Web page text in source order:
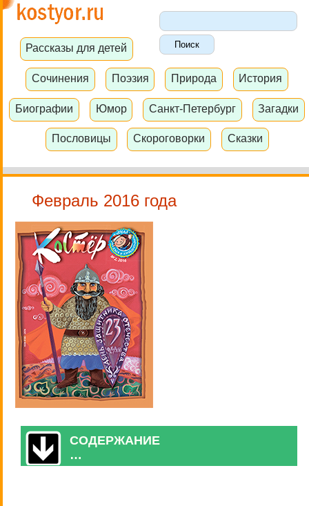
Рассказы для детей
Сочинения Поэзия Природа История
Биографии Юмор Санкт-Петербург Загадки
Пословицы Скороговорки Сказки
Февраль 2016 года
СОДЕРЖАНИЕ
…